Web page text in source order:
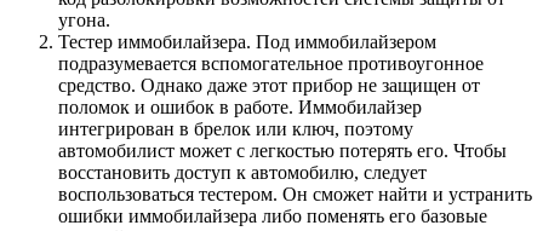
угона.
Тестер иммобилайзера. Под иммобилайзером
подразумевается вспомогательное противоугонное
средство. Однако даже этот прибор не защищен от
поломок и ошибок в работе. Иммобилайзер
интегрирован в брелок или ключ, поэтому
автомобилист может с легкостью потерять его. Чтобы
восстановить доступ к автомобилю, следует
воспользоваться тестером. Он сможет найти и устранить
ошибки иммобилайзера либо поменять его базовые